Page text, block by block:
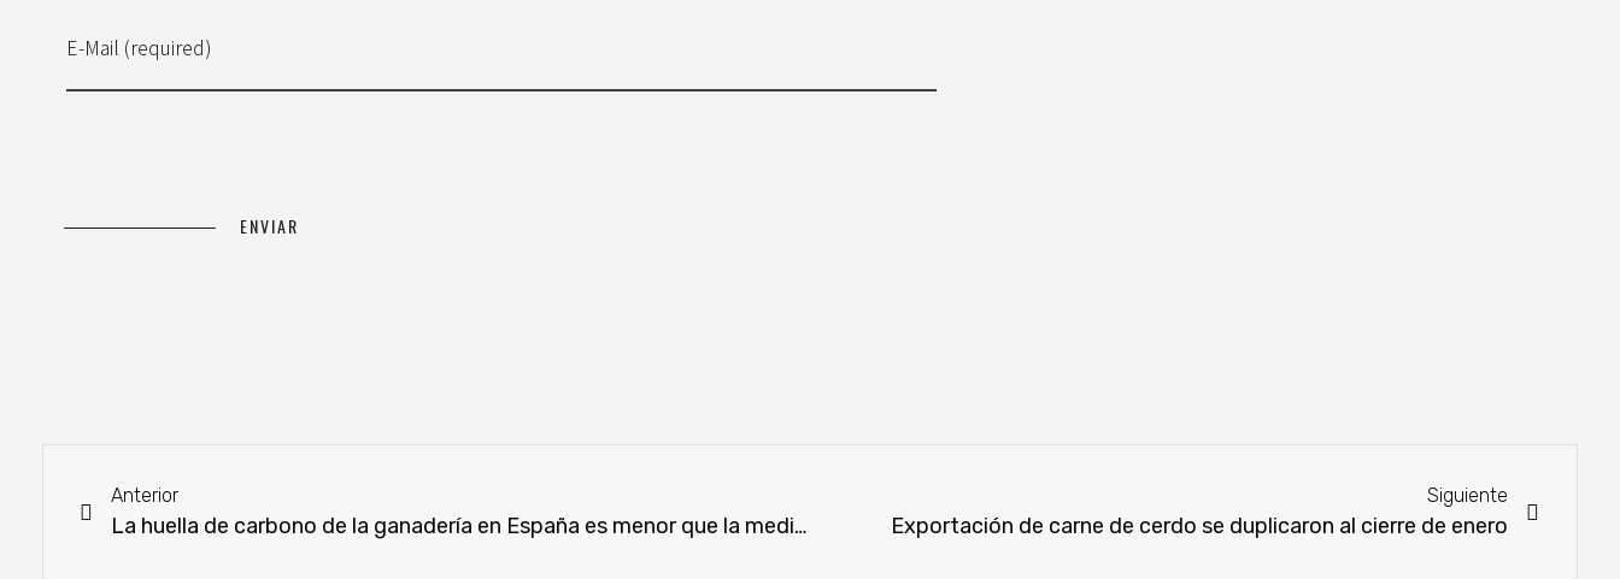
E-Mail (required)
Anterior
La huella de carbono de la ganadería en España es menor que la media mundial
Siguiente
Exportación de carne de cerdo se duplicaron al cierre de enero